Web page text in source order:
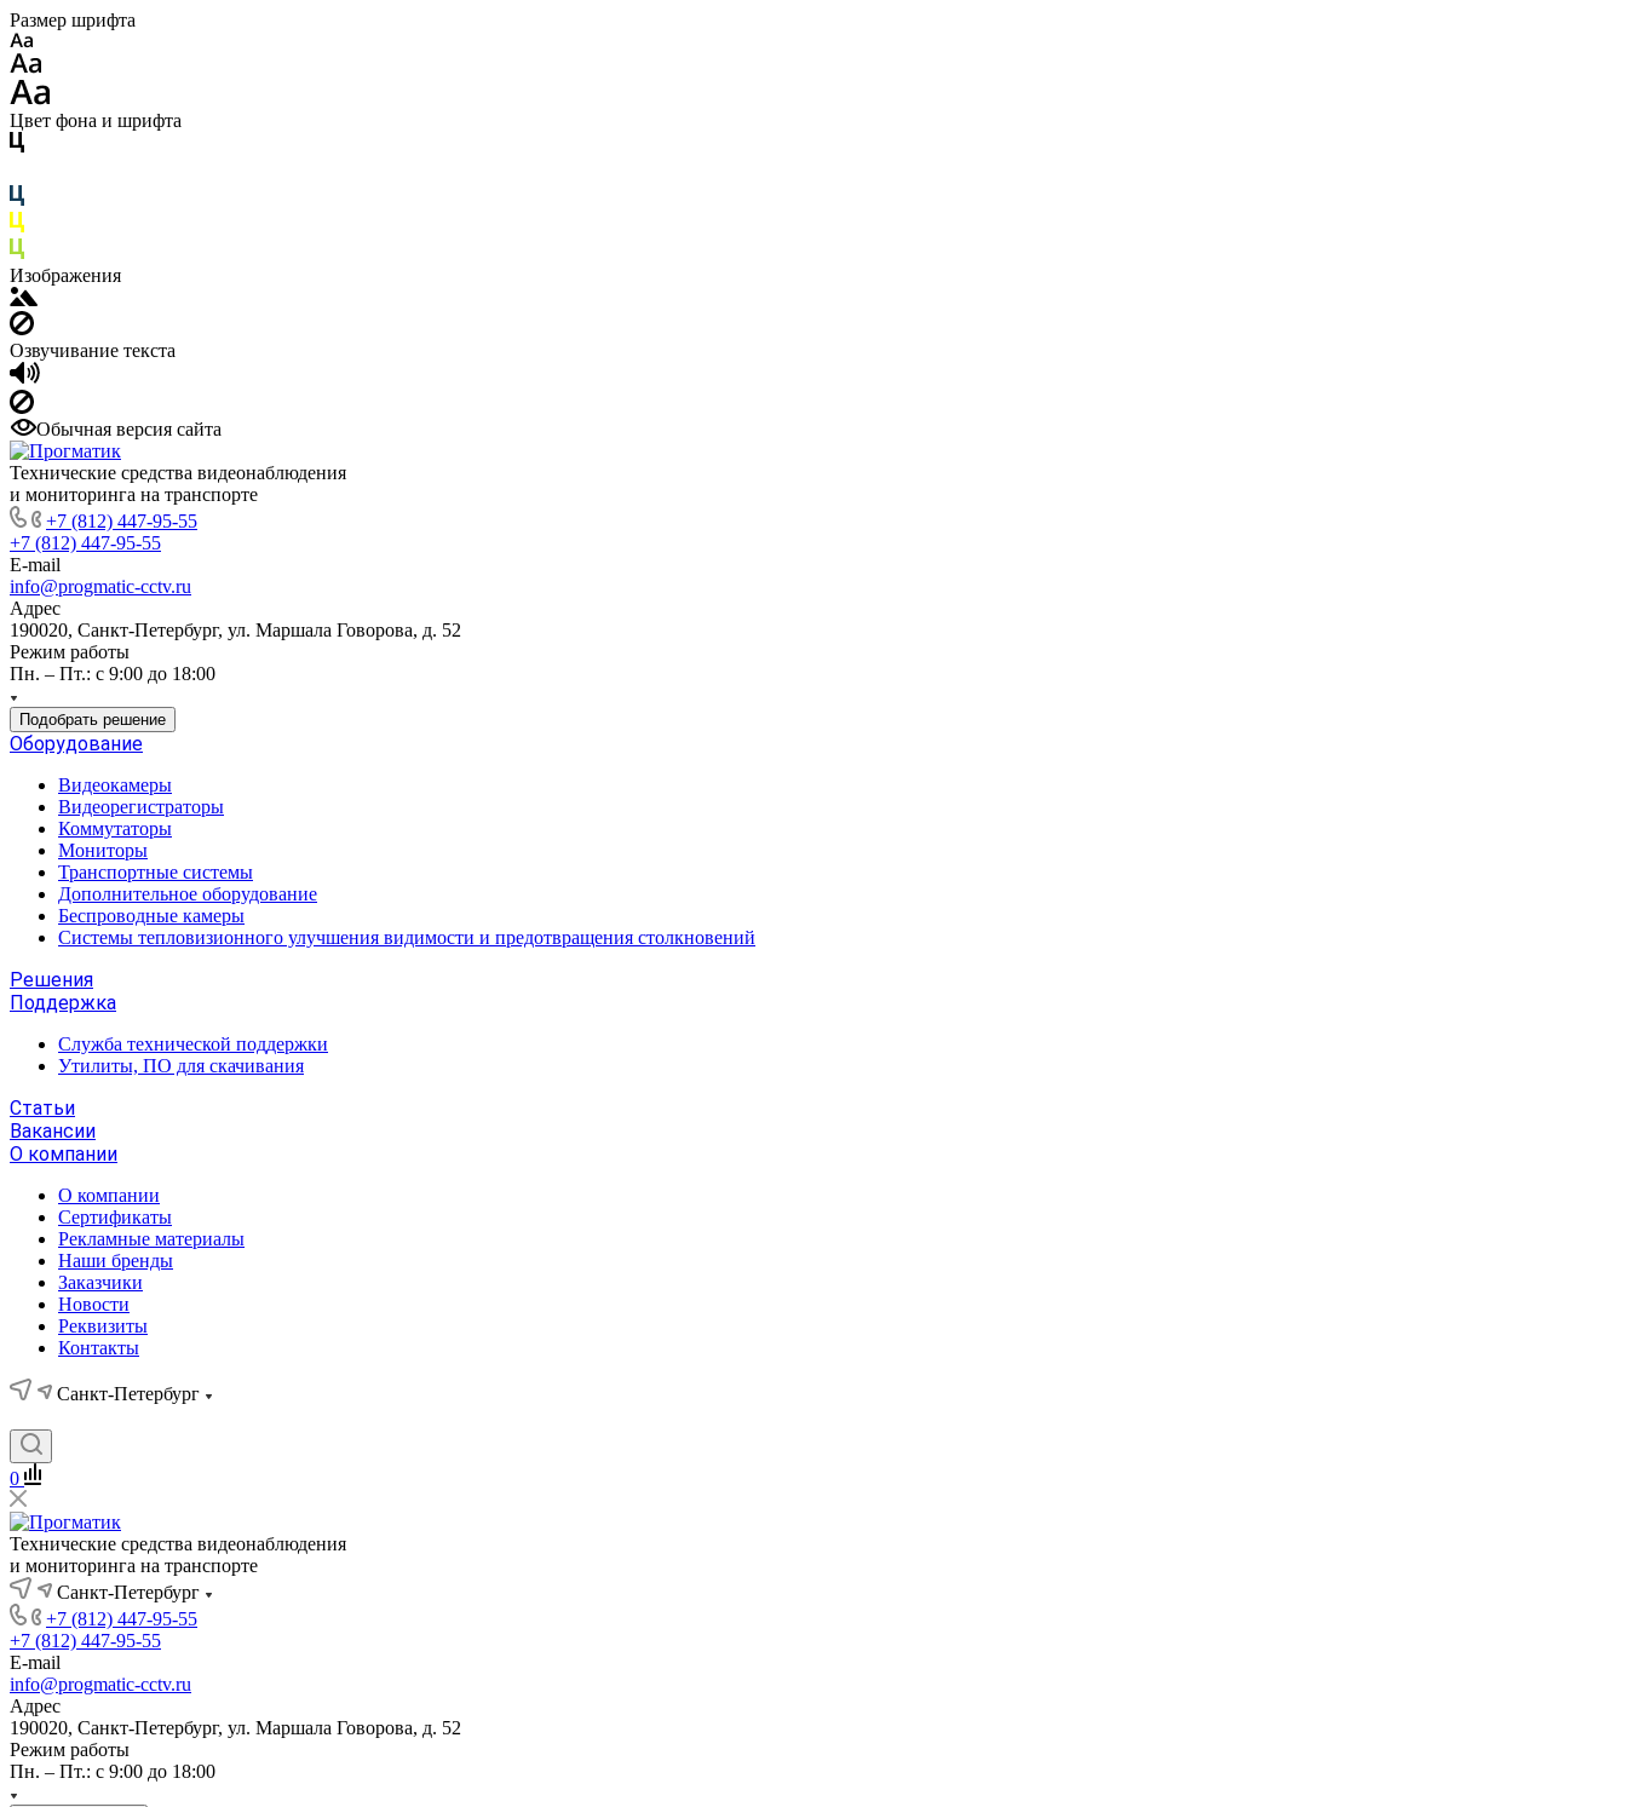
Размер шрифта
Цвет фона и шрифта
Изображения
Озвучивание текста
Обычная версия сайта
Технические средства видеонаблюдения
и мониторинга на транспорте
+7 (812) 447-95-55
+7 (812) 447-95-55
E-mail
info@progmatic-cctv.ru
Адрес
190020, Санкт-Петербург, ул. Маршала Говорова, д. 52
Режим работы
Пн. – Пт.: с 9:00 до 18:00
Подобрать решение
Оборудование
Видеокамеры
Видеорегистраторы
Коммутаторы
Мониторы
Транспортные системы
Дополнительное оборудование
Беспроводные камеры
Системы тепловизионного улучшения видимости и предотвращения столкновений
Решения
Поддержка
Служба технической поддержки
Утилиты, ПО для скачивания
Статьи
Вакансии
О компании
О компании
Сертификаты
Рекламные материалы
Наши бренды
Заказчики
Новости
Реквизиты
Контакты
Санкт-Петербург
0
Технические средства видеонаблюдения
и мониторинга на транспорте
Санкт-Петербург
+7 (812) 447-95-55
+7 (812) 447-95-55
E-mail
info@progmatic-cctv.ru
Адрес
190020, Санкт-Петербург, ул. Маршала Говорова, д. 52
Режим работы
Пн. – Пт.: с 9:00 до 18:00